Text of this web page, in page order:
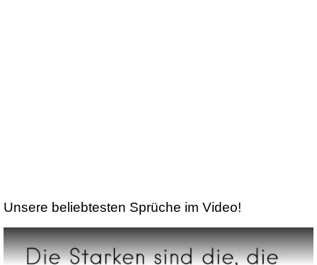
Unsere beliebtesten Sprüche im Video!